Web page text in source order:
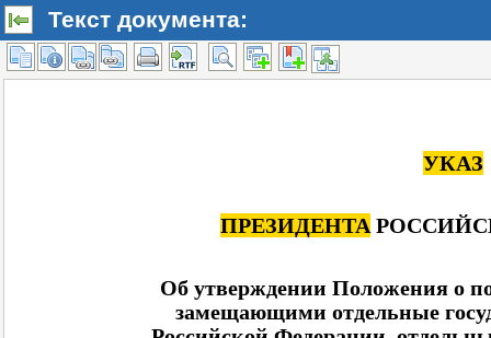
Текст документа: